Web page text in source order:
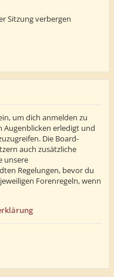
Sitzung verbergen
um dich anmelden zu
Augenblicken erledigt und
Die Board-
auch zusätzliche
unsere
Regelungen, bevor du
Forenregeln, wenn